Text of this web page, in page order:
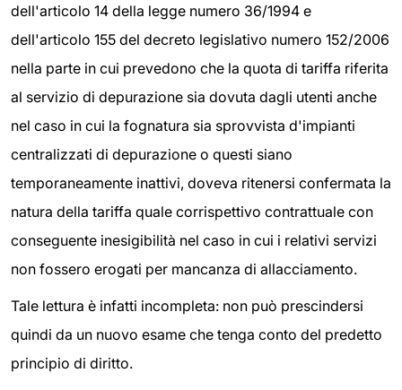
dell'articolo 14 della legge numero 36/1994 e
dell'articolo 155 del decreto legislativo numero 152/2006
nella parte in cui prevedono che la quota di tariffa riferita
al servizio di depurazione sia dovuta dagli utenti anche
nel caso in cui la fognatura sia sprovvista d'impianti
centralizzati di depurazione o questi siano
temporaneamente inattivi, doveva ritenersi confermata la
natura della tariffa quale corrispettivo contrattuale con
conseguente inesigibilità nel caso in cui i relativi servizi
non fossero erogati per mancanza di allacciamento.
Tale lettura è infatti incompleta: non può prescindersi
quindi da un nuovo esame che tenga conto del predetto
principio di diritto.